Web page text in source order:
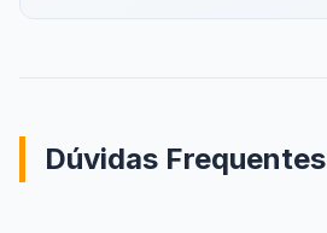
Dúvidas Frequentes